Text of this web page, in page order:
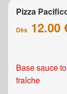
Pizza
Dès 12.00
Base sauce
fraîche